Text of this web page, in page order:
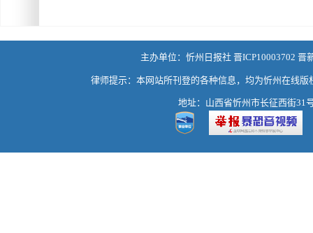
主办单位：忻州日报社 晋ICP10003702 晋
律师提示：本网站所刊登的各种信息，均为忻州在线
地址：山西省忻州市长征西街31